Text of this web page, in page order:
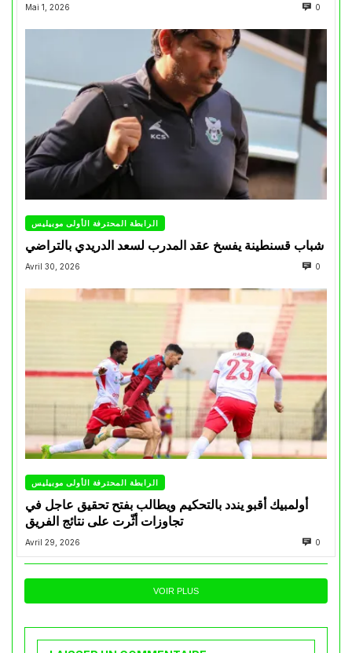
Mai 1, 2026 0
الرابطة المحترفة الأولى موبيليس
شباب قسنطينة يفسخ عقد المدرب لسعد الدريدي بالتراضي
Avril 30, 2026 0
الرابطة المحترفة الأولى موبيليس
أولمبيك أقبو يندد بالتحكيم ويطالب بفتح تحقيق عاجل في
تجاوزات أثّرت على نتائج الفريق
Avril 29, 2026 0
VOIR PLUS